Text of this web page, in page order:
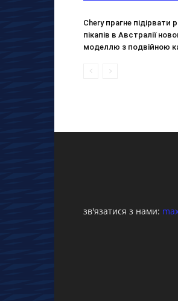
Chery прагне підірвати
пікапів в Австралії
моделлю з подвійною
зв'язатися з нами: